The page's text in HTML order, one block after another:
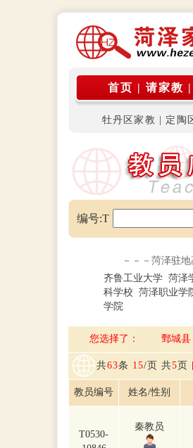
首页 | 请家教 |
牡丹区家教 定陶
编号:T
－－－菏泽驻
齐鲁工业大学 菏泽
科学校 菏泽职业学
学院
您选择了： 鄄城
共63条 15/页 共5页
教员编号 姓名/性别
T0530-
秦教员